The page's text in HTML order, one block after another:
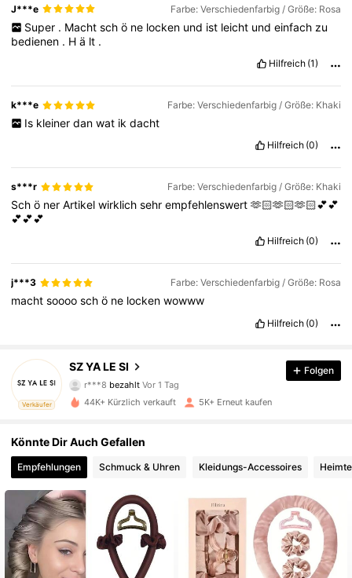
J***e Farbe: Verschiedenfarbig / Größe: Rosa
Super . Macht sch ö ne locken und ist leicht und einfach zu
bedienen . Hä lt .
Hilfreich (1)
k***e Farbe: Verschiedenfarbig / Größe: Khaki
Is kleiner dan wat ik dacht
Hilfreich (0)
s***r Farbe: Verschiedenfarbig / Größe: Khaki
Schö nerArtikelwirklichsehrempfehlenswert🫶🏻🫶🏻🫶🏻💕💕
💕💕💕
Hilfreich (0)
j***3 Farbe: Verschiedenfarbig / Größe: Rosa
machtsooooschö ne lockenwowww
Hilfreich (0)
Verkäufer
SZ YA LE SI
4,80
3.2K Follower
e***4 istVor 1 Taggefolgt
4,80
3.2K Follower
4,80 3.2K Follower
4,80 3.2K Follower
4,80 3.2K Follower
4,80 3.2K Follower
Folgen
44K+ Kürzlich verkauft 5K+ Erneut kaufen
Könnte Dir Auch Gefallen
Empfehlungen Schmuck & Uhren Kleidungs-Accessoires